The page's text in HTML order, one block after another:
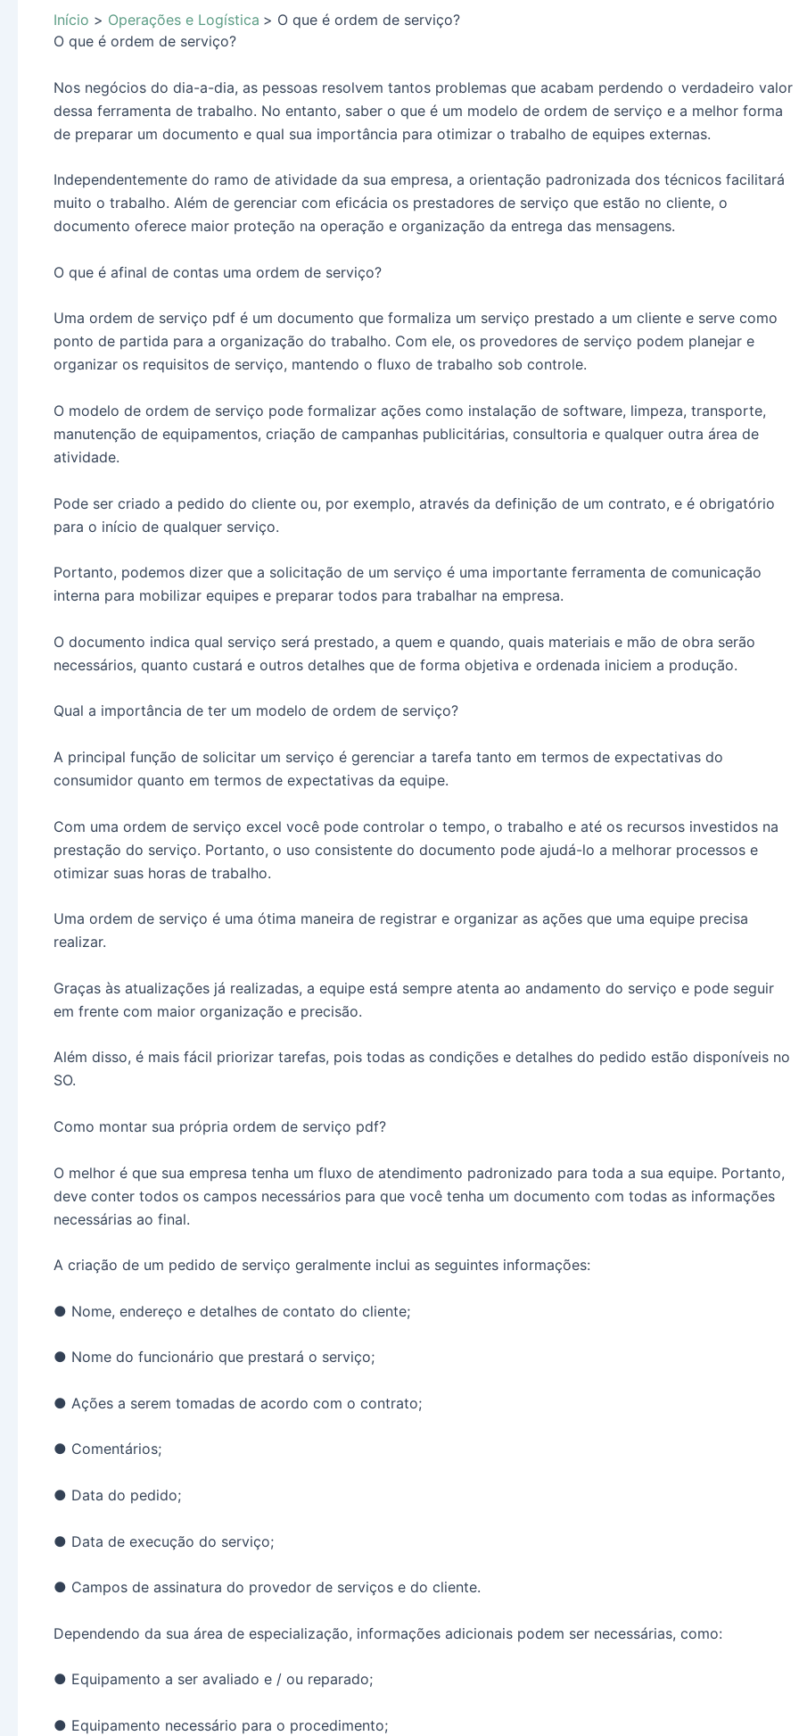
Início Operações e Logística
O que é ordem de serviço?
O que é ordem de serviço?
Nos negócios do dia-a-dia, as pessoas resolvem tantos problemas que acabam perdendo o verdadeiro valor
dessa ferramenta de trabalho. No entanto, saber o que é um modelo de ordem de serviço e a melhor forma
de preparar um documento e qual sua importância para otimizar o trabalho de equipes externas.
Independentemente do ramo de atividade da sua empresa, a orientação padronizada dos técnicos facilitará
muito o trabalho. Além de gerenciar com eficácia os prestadores de serviço que estão no cliente, o
documento oferece maior proteção na operação e organização da entrega das mensagens.
O que é afinal de contas uma ordem de serviço?
Uma ordem de serviço pdf é um documento que formaliza um serviço prestado a um cliente e serve como
ponto de partida para a organização do trabalho. Com ele, os provedores de serviço podem planejar e
organizar os requisitos de serviço, mantendo o fluxo de trabalho sob controle.
O modelo de ordem de serviço pode formalizar ações como instalação de software, limpeza, transporte,
manutenção de equipamentos, criação de campanhas publicitárias, consultoria e qualquer outra área de
atividade.
Pode ser criado a pedido do cliente ou, por exemplo, através da definição de um contrato, e é obrigatório
para o início de qualquer serviço.
Portanto, podemos dizer que a solicitação de um serviço é uma importante ferramenta de comunicação
interna para mobilizar equipes e preparar todos para trabalhar na empresa.
O documento indica qual serviço será prestado, a quem e quando, quais materiais e mão de obra serão
necessários, quanto custará e outros detalhes que de forma objetiva e ordenada iniciem a produção.
Qual a importância de ter um modelo de ordem de serviço?
A principal função de solicitar um serviço é gerenciar a tarefa tanto em termos de expectativas do
consumidor quanto em termos de expectativas da equipe.
Com uma ordem de serviço excel você pode controlar o tempo, o trabalho e até os recursos investidos na
prestação do serviço. Portanto, o uso consistente do documento pode ajudá-lo a melhorar processos e
otimizar suas horas de trabalho.
Uma ordem de serviço é uma ótima maneira de registrar e organizar as ações que uma equipe precisa
realizar.
Graças às atualizações já realizadas, a equipe está sempre atenta ao andamento do serviço e pode seguir
em frente com maior organização e precisão.
Além disso, é mais fácil priorizar tarefas, pois todas as condições e detalhes do pedido estão disponíveis no
SO.
Como montar sua própria ordem de serviço pdf?
O melhor é que sua empresa tenha um fluxo de atendimento padronizado para toda a sua equipe. Portanto,
deve conter todos os campos necessários para que você tenha um documento com todas as informações
necessárias ao final.
A criação de um pedido de serviço geralmente inclui as seguintes informações:
● Nome, endereço e detalhes de contato do cliente;
● Nome do funcionário que prestará o serviço;
● Ações a serem tomadas de acordo com o contrato;
● Comentários;
● Data do pedido;
● Data de execução do serviço;
● Campos de assinatura do provedor de serviços e do cliente.
Dependendo da sua área de especialização, informações adicionais podem ser necessárias, como:
● Equipamento a ser avaliado e / ou reparado;
● Equipamento necessário para o procedimento;